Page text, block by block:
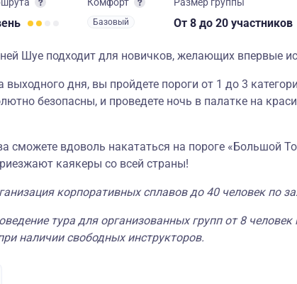
Базовый От 8 до 20 участников
Шуе подходит для новичков, желающих впервые
выходного дня, вы пройдете пороги от 1 до 3
безопасны, и проведете ночь в палатке на
сможете вдоволь накататься на пороге «Большой
каякеры со всей страны!
корпоративных сплавов до 40 человек по
тура для организованных групп от 8 человек
наличии свободных инструкторов.